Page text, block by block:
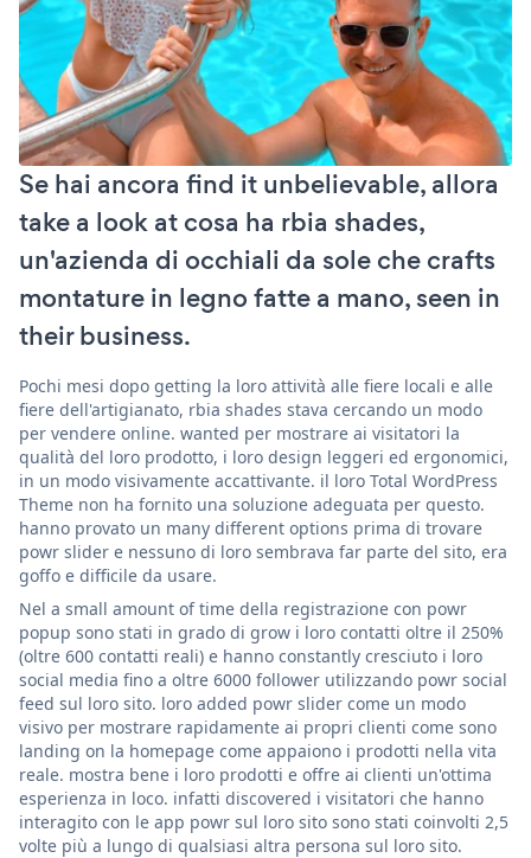
Se hai ancora find it unbelievable, allora
take a look at cosa ha rbia shades,
un'azienda di occhiali da sole che crafts
montature in legno fatte a mano, seen in
their business.
Pochi mesi dopo getting la loro attività alle fiere locali e alle
fiere dell'artigianato, rbia shades stava cercando un modo
per vendere online. wanted per mostrare ai visitatori la
qualità del loro prodotto, i loro design leggeri ed ergonomici,
in un modo visivamente accattivante. il loro Total WordPress
Theme non ha fornito una soluzione adeguata per questo.
hanno provato un many different options prima di trovare
powr slider e nessuno di loro sembrava far parte del sito, era
goffo e difficile da usare.
Nel a small amount of time della registrazione con powr
popup sono stati in grado di grow i loro contatti oltre il 250%
(oltre 600 contatti reali) e hanno constantly cresciuto i loro
social media fino a oltre 6000 follower utilizzando powr social
feed sul loro sito. loro added powr slider come un modo
visivo per mostrare rapidamente ai propri clienti come sono
landing on la homepage come appaiono i prodotti nella vita
reale. mostra bene i loro prodotti e offre ai clienti un'ottima
esperienza in loco. infatti discovered i visitatori che hanno
interagito con le app powr sul loro sito sono stati coinvolti 2,5
volte più a lungo di qualsiasi altra persona sul loro sito.